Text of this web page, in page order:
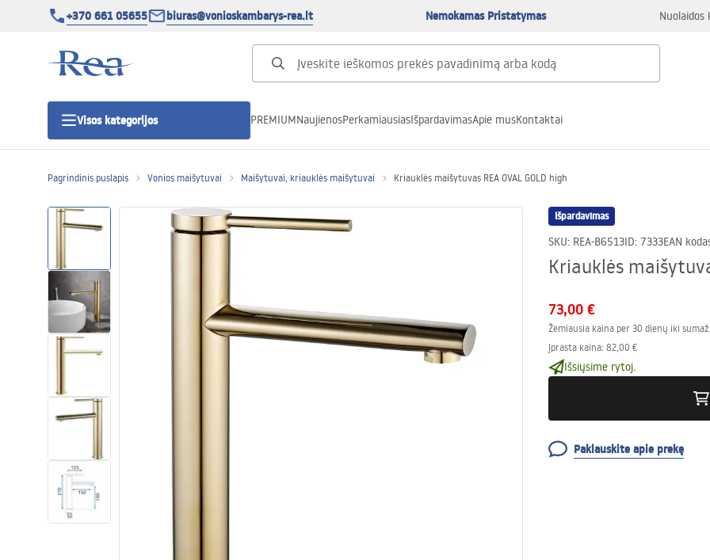
+370 661 05655 biuras@vonioskambarys-rea.lt Nemokamas Pristatymas Nuolaidos
Visos kategorijos
Vonios dušo padėklai
Linijiniai dušo kanalai
Praustuvas
Vonios ir ekranai
Vonios maišytuvai
PREMIUMNaujienosPerkamiausiasIšpardavimasApie musKontaktai
Pagrindinis puslapis Vonios maišytuvai Maišytuvai, kriauklės maišytuvai Kriauklės maišytuvas REA OVAL GOLD high
Išpardavimas
SKU: REA-B6513ID: 7333EAN
Kriauklės
73,00 €
Žemiausia kaina per 30 dienų iki
Įprasta kaina: 82,00 €
Išsiųsime rytoj.
Paklauskite apie prekę